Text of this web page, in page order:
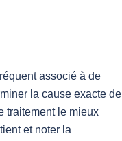
associé à de
la cause exacte de
traitement le mieux
et noter la